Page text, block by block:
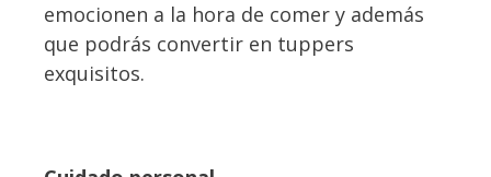
emocionen a la hora de comer y además
que podrás convertir en tuppers
exquisitos.